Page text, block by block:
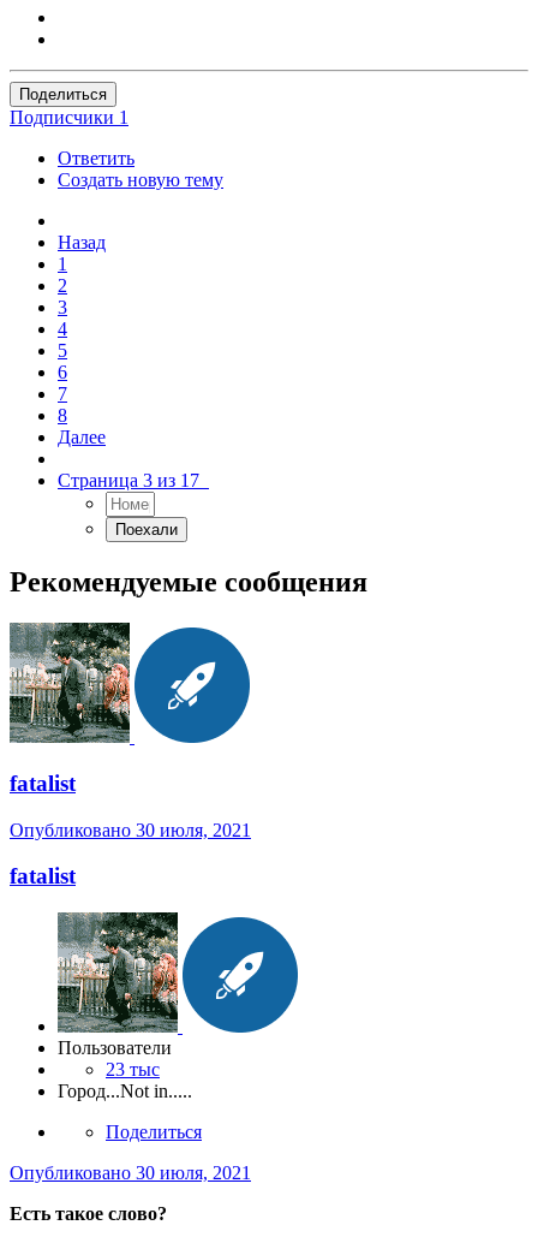
Поделиться
Подписчики 1
Ответить
Создать новую тему
Назад
1
2
3
4
5
6
7
8
Далее
Страница 3 из 17
Рекомендуемые сообщения
fatalist
Опубликовано 30 июля, 2021
fatalist
Пользователи
23 тыс
Город...Not in.....
Поделиться
Опубликовано 30 июля, 2021
Есть такое слово?